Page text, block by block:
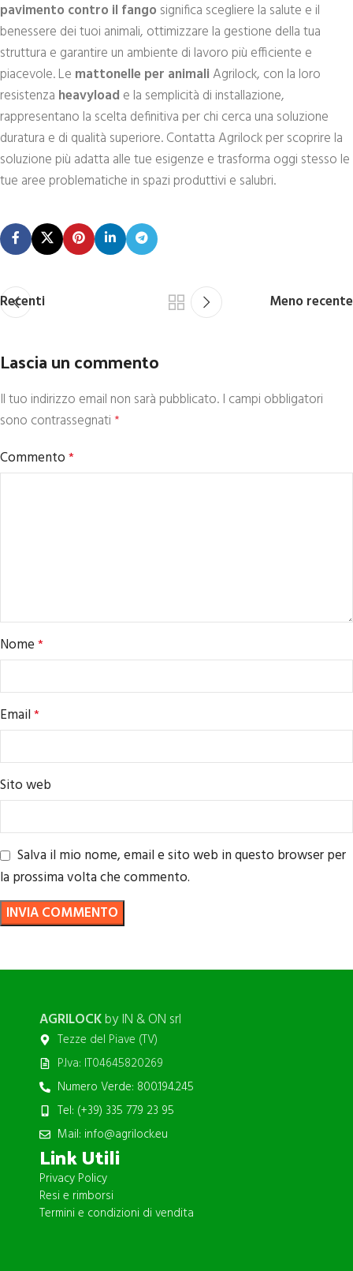
pavimento contro il fango significa scegliere la salute e il
benessere dei tuoi animali, ottimizzare la gestione della tua
struttura e garantire un ambiente di lavoro più efficiente e
piacevole. Le mattonelle per animaliAgrilock, con la loro
resistenza heavyload e la semplicità di installazione,
rappresentano la scelta definitiva per chi cerca una soluzione
duratura e di qualità superiore. Contatta Agrilock per scoprire la
soluzione più adatta alle tue esigenze e trasforma oggi stesso le
tue aree problematiche in spazi produttivi e salubri.
Recenti Meno recente
Lascia un commento
Il tuo indirizzo email non sarà pubblicato. I campi obbligatori
sono contrassegnati*
Commento*
Nome*
Email*
Sito web
Salva il mio nome, email e sito web in questo browser per
la prossima volta che commento.
AGRILOCKby IN & ON srl
Tezze del Piave (TV)
P.Iva: IT04645820269
Numero Verde: 800.194.245
Tel: (+39) 335 779 23 95
Mail: info@agrilock.eu
Link Utili
Privacy Policy
Resi e rimborsi
Termini e condizioni di vendita